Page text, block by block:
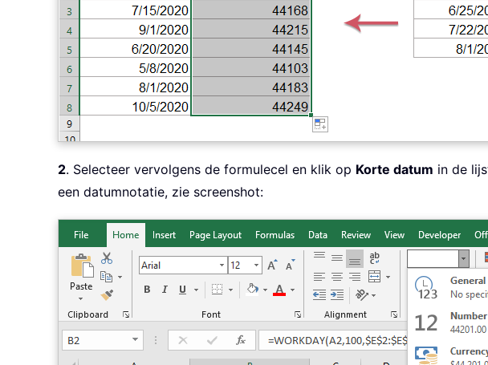
2. Selecteer vervolgens de formulecel en klik op Korte datum in de
een datumnotatie, zie screenshot: